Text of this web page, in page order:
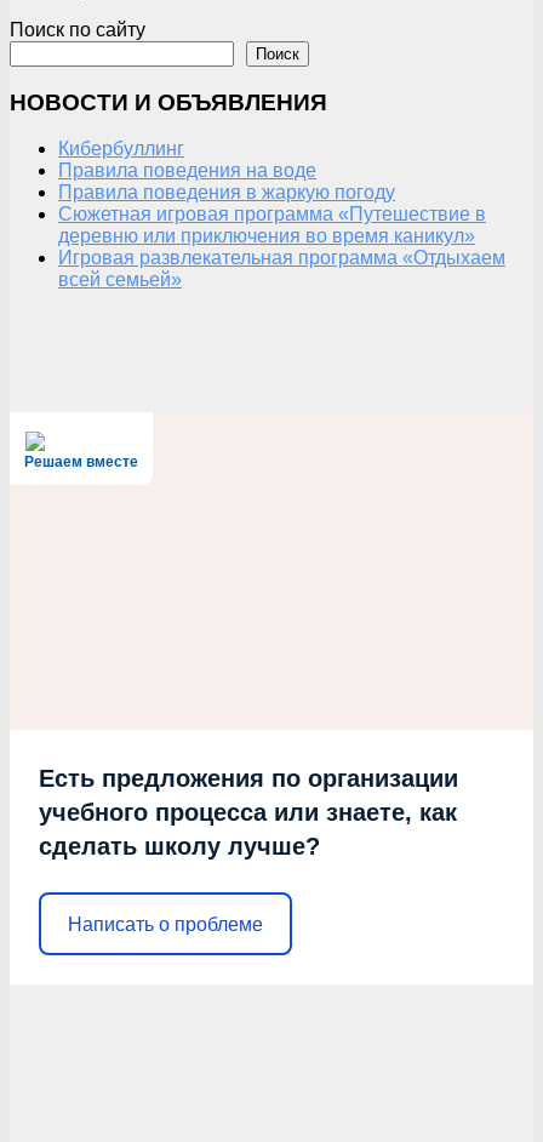
Поиск по сайту
Поиск
НОВОСТИ И ОБЪЯВЛЕНИЯ
Кибербуллинг
Правила поведения на воде
Правила поведения в жаркую погоду
Сюжетная игровая программа «Путешествие в
деревню или приключения во время каникул»
Игровая развлекательная программа «Отдыхаем
всей семьей»
Решаем вместе
Есть предложения по организации
учебного процесса или знаете, как
сделать школу лучше?
Написать о проблеме